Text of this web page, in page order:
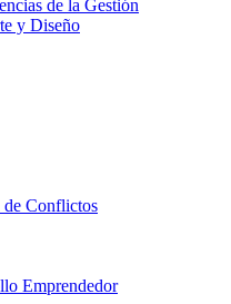
de la Gestión
y Diseño
de Conflictos
Emprendedor